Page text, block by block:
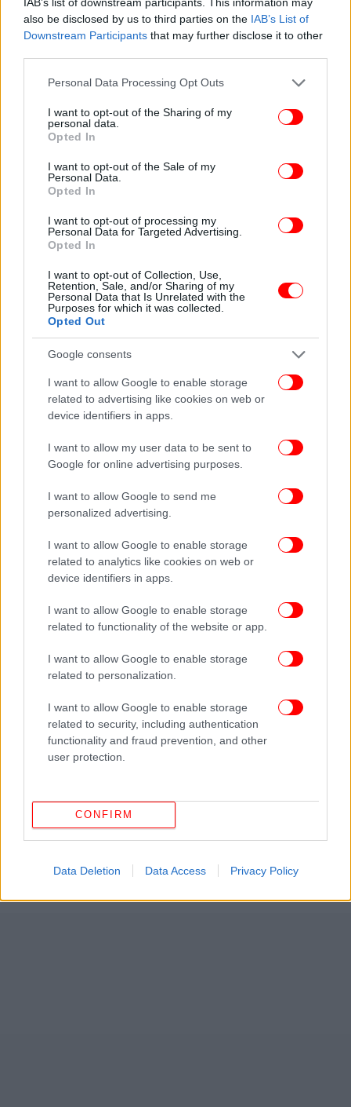
also be disclosed by us to third parties on the IAB’s List of
Downstream Participants that may further disclose it to other
Please note that this website/app uses one or more Google
not limited to your visit or usage behaviour. You may click to
grant or deny consent to Google and its third-party tags to
use your data for below specified purposes in below Google
consent section.
Personal Data Processing Opt Outs
I want to opt-out of the Sharing of my
personal data.
Opted In
I want to opt-out of the Sale of my
Personal Data.
Opted In
I want to opt-out of processing my
Personal Data for Targeted Advertising.
Opted In
I want to opt-out of Collection, Use,
Retention, Sale, and/or Sharing of my
Personal Data that Is Unrelated with the
Purposes for which it was collected.
Opted Out
Google consents
I want to allow Google to enable storage
related to advertising like cookies on web or
device identifiers in apps.
I want to allow my user data to be sent to
Google for online advertising purposes.
I want to allow Google to send me
personalized advertising.
I want to allow Google to enable storage
related to analytics like cookies on web or
device identifiers in apps.
I want to allow Google to enable storage
related to functionality of the website or app.
I want to allow Google to enable storage
related to personalization.
I want to allow Google to enable storage
related to security, including authentication
functionality and fraud prevention, and other
user protection.
CONFIRM
Data Deletion Data Access Privacy Policy
ΠΕΡΙΣΣΟΤΕΡΑ ΒΙΝΤΕΟ
Ακολουθήστε το στο Google News
και μάθετε
πρώτοι όλες τις ειδήσεις
Δείτε όλες τις τελευταίεςΕιδήσειςαπό την Ελλάδα και τον Κόσμο,
ΔΙΑΒΑΣΤΕ ΠΕΡΙΣΣΟΤΕΡΑ ΝΈΑ ΣΜΎΡΝΗ 16ΧΡΟΝΟΣ
ΑΝΉΛΙΚΟΣ